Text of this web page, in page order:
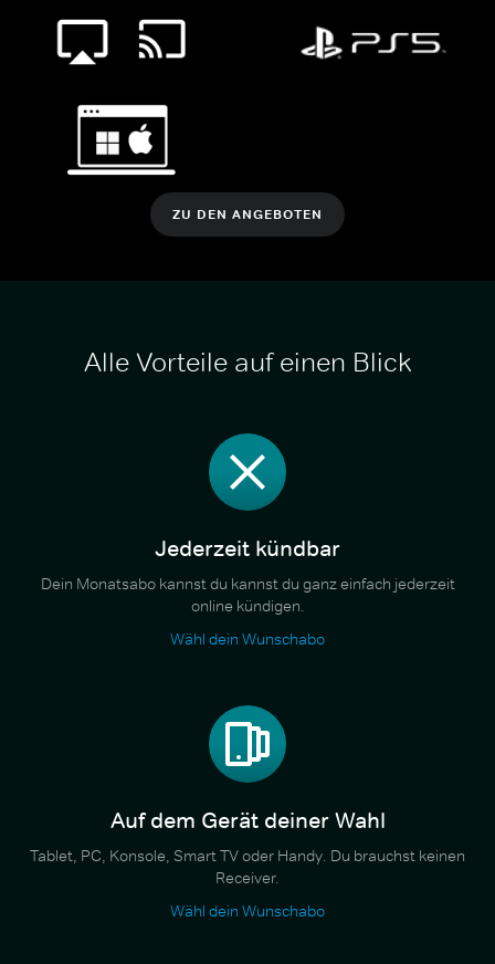
ZU DEN ANGEBOTEN
Alle Vorteile auf einen Blick
Jederzeit kündbar
Dein Monatsabo kannst du kannst du ganz einfach jederzeit
online kündigen.
Wähl dein Wunschabo
Auf dem Gerät deiner Wahl
Tablet, PC, Konsole, Smart TV oder Handy. Du brauchst keinen
Receiver.
Wähl dein Wunschabo